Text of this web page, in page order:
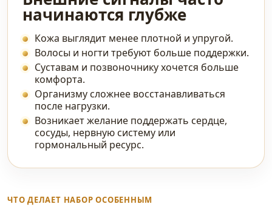
начинаются глубже
Кожа выглядит менее плотной и упругой.
Волосы и ногти требуют больше поддержки.
Суставам и позвоночнику хочется больше
комфорта.
Организму сложнее восстанавливаться
после нагрузки.
Возникает желание поддержать сердце,
сосуды, нервную систему или
гормональный ресурс.
ЧТО ДЕЛАЕТ НАБОР ОСОБЕННЫМ